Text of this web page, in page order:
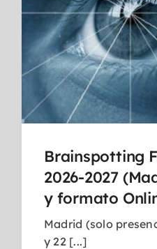
Brainspotting
2026-2027
y formato
Madrid (solo
y 22 [...]